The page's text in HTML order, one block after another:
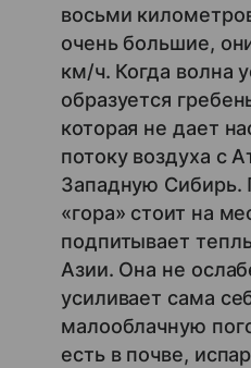
восьми
очень большие,
км/ч. Когда волна
образуется
которая не дает
потоку воздуха с
Западную Сибирь.
«гора» стоит на
подпитывает
Азии. Она не
усиливает сама
малооблачную
есть в почве,